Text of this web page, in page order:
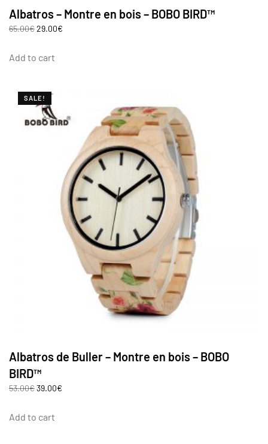
Albatros – Montre en bois – BOBO BIRD™
65.00€29.00€
Add to cart
SALE!
Albatros de Buller – Montre en bois – BOBO
BIRD™
53.00€39.00€
Add to cart